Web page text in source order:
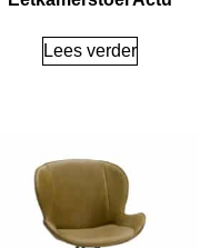
Lees verder